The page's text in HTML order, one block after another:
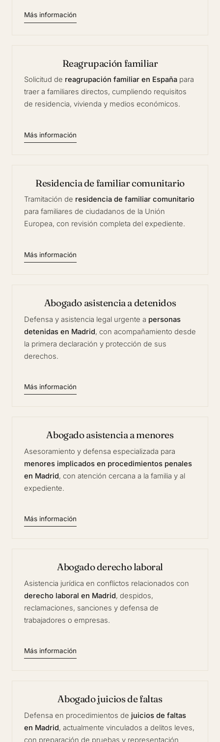
Más información
Reagrupación familiar
Solicitud de reagrupación familiar en España para
traer a familiares directos, cumpliendo requisitos
de residencia, vivienda y medios económicos.
Más información
Residencia de familiar comunitario
Tramitación de residencia de familiar comunitario
para familiares de ciudadanos de la Unión
Europea, con revisión completa del expediente.
Más información
Abogado asistencia a detenidos
Defensa y asistencia legal urgente a personas
detenidas en Madrid, con acompañamiento desde
la primera declaración y protección de sus
derechos.
Más información
Abogado asistencia a menores
Asesoramiento y defensa especializada para
menores implicados en procedimientos penales
en Madrid, con atención cercana a la familia y al
expediente.
Más información
Abogado derecho laboral
Asistencia jurídica en conflictos relacionados con
derecho laboral en Madrid, despidos,
reclamaciones, sanciones y defensa de
trabajadores o empresas.
Más información
Abogado juicios de faltas
Defensa en procedimientos de juicios de faltas
en Madrid, actualmente vinculados a delitos leves,
con preparación de pruebas y representación